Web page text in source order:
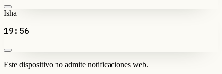
Isha
19:56
Este dispositivo no admite notificaciones web.